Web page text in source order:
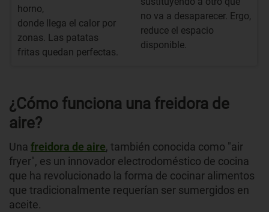
horno,
donde llega el calor por
zonas. Las patatas
fritas quedan perfectas.
no va a desaparecer. Ergo,
reduce el espacio
disponible.
¿Cómo funciona una freidora de
aire?
Una freidora de aire, también conocida como "air
fryer", es un innovador electrodoméstico de cocina
que ha revolucionado la forma de cocinar alimentos
que tradicionalmente requerían ser sumergidos en
aceite.